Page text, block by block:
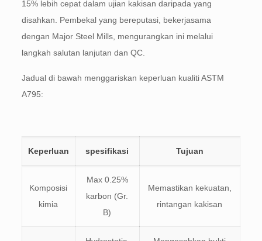
15% lebih cepat dalam ujian kakisan daripada yang
disahkan. Pembekal yang bereputasi, bekerjasama
dengan Major Steel Mills, mengurangkan ini melalui
langkah salutan lanjutan dan QC.
Jadual di bawah menggariskan keperluan kualiti ASTM
A795:
Keperluan spesifikasi Tujuan
Komposisi
kimia
Max 0.25%
karbon (Gr.
B)
Memastikan kekuatan,
rintangan kakisan